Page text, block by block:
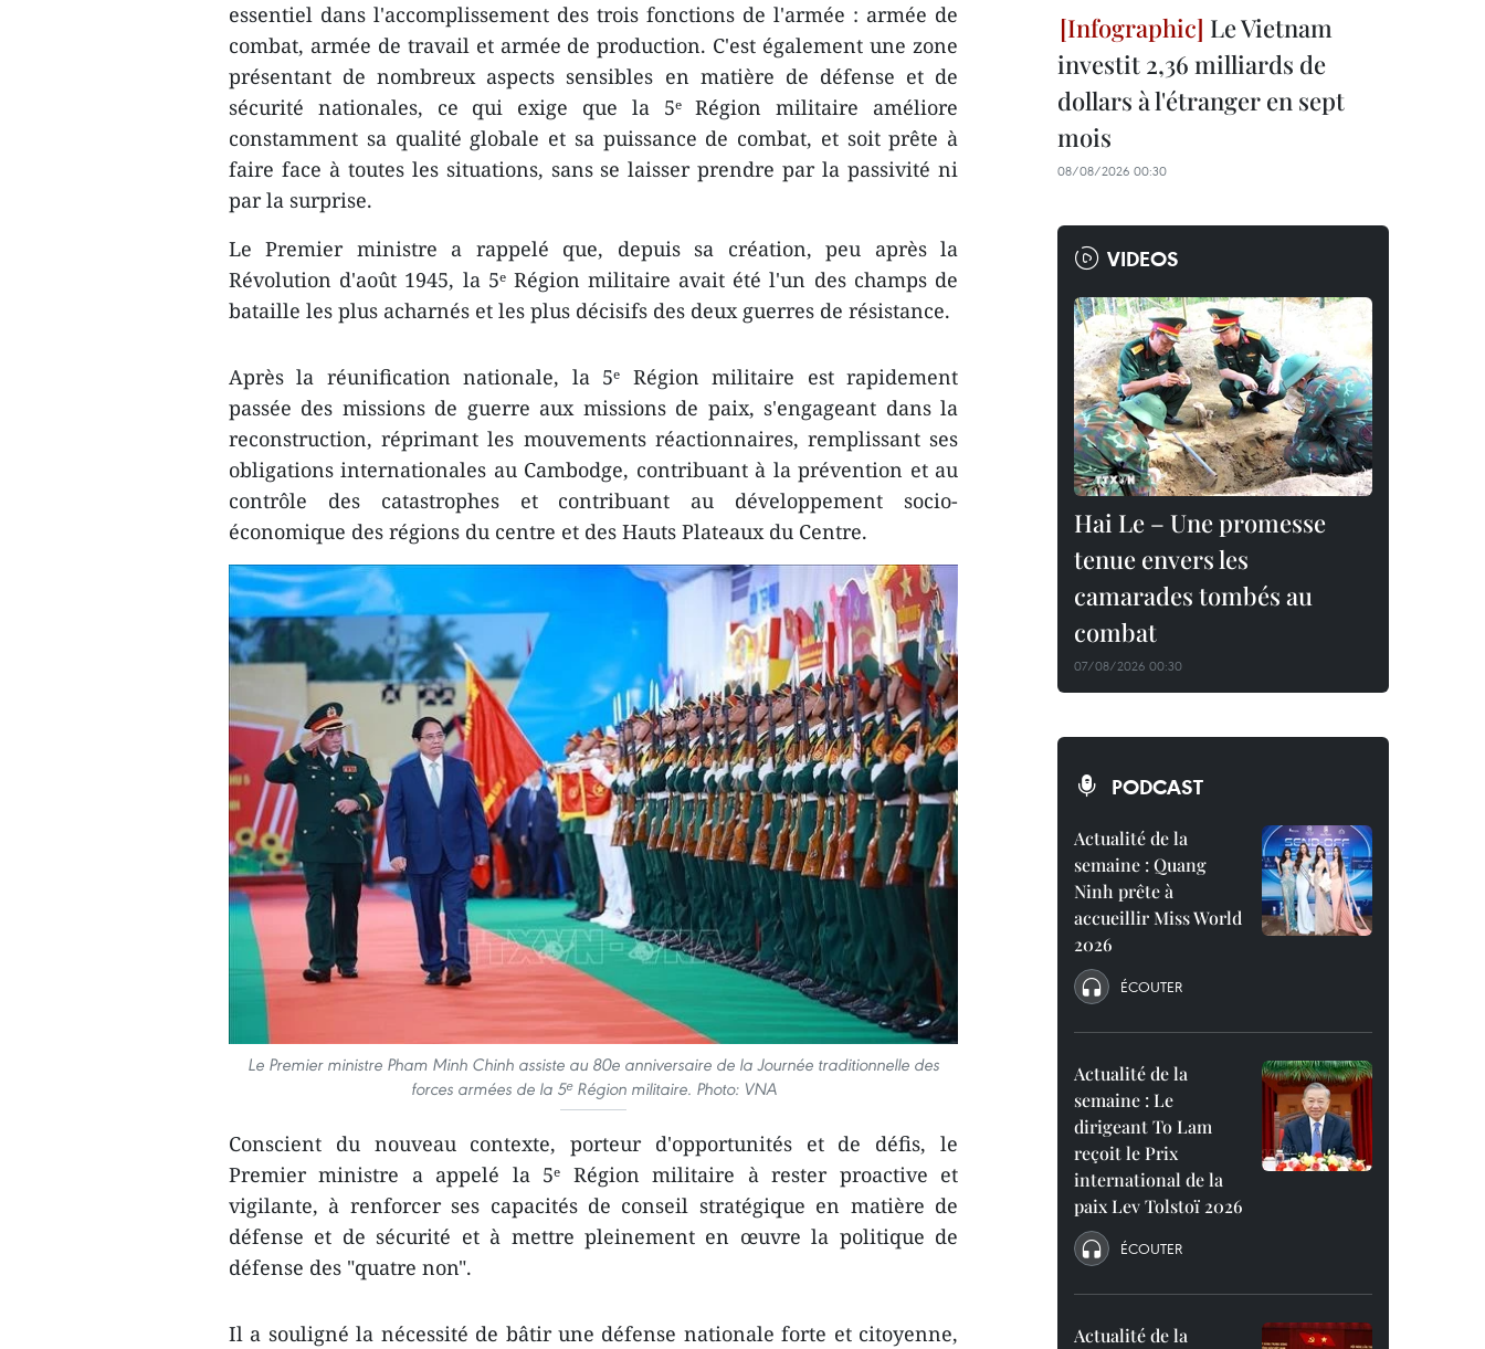
essentiel dans l'accomplissement des trois fonctions de l'armée : armée de
combat, armée de travail et armée de production. C'est également une zone
présentant de nombreux aspects sensibles en matière de défense et de
sécurité nationales, ce qui exige que la 5ᵉ Région militaire améliore
constamment sa qualité globale et sa puissance de combat, et soit prête à
faire face à toutes les situations, sans se laisser prendre par la passivité ni
par la surprise.
Le Premier ministre a rappelé que, depuis sa création, peu après la
Révolution d'août 1945, la 5ᵉ Région militaire avait été l'un des champs de
bataille les plus acharnés et les plus décisifs des deux guerres de résistance.
Après la réunification nationale, la 5ᵉ Région militaire est rapidement
passée des missions de guerre aux missions de paix, s'engageant dans la
reconstruction, réprimant les mouvements réactionnaires, remplissant ses
obligations internationales au Cambodge, contribuant à la prévention et au
contrôle des catastrophes et contribuant au développement socio-
économique des régions du centre et des Hauts Plateaux du Centre.
Le Premier ministre Pham Minh Chinh assiste au 80e anniversaire de la Journée traditionnelle des
forces armées de la 5ᵉ Région militaire. Photo: VNA
Conscient du nouveau contexte, porteur d'opportunités et de défis, le
Premier ministre a appelé la 5ᵉ Région militaire à rester proactive et
vigilante, à renforcer ses capacités de conseil stratégique en matière de
défense et de sécurité et à mettre pleinement en œuvre la politique de
défense des "quatre non".
Il a souligné la nécessité de bâtir une défense nationale forte et citoyenne,
Le Vietnam
investit 2,36 milliards de
dollars à l'étranger en sept
mois
08/08/2026 00:30
VIDEOS
Hai Le – Une promesse
tenue envers les
camarades tombés au
combat
07/08/2026 00:30
PODCAST
Actualité de la
semaine : Quang
Ninh prête à
accueillir Miss World
2026
ÉCOUTER
Actualité de la
semaine : Le
dirigeant To Lam
reçoit le Prix
international de la
paix Lev Tolstoï 2026
ÉCOUTER
Actualité de la